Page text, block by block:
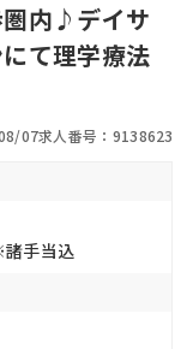
圏内♪デイサ
て理学療法
07求人番号：9138623
諸手当込